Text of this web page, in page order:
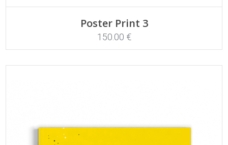
Poster Print 3
150.00 €